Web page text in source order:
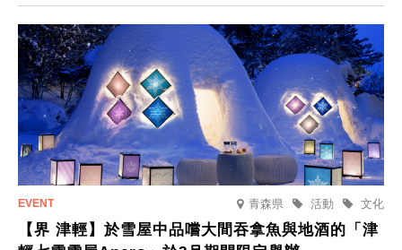
人的旅館，您才能在此與重要的人共度獨一無二的特別時光。
青森県 文化
活動
【界 津輕】於雪屋中品嚐大間吞拿魚與地酒的「津